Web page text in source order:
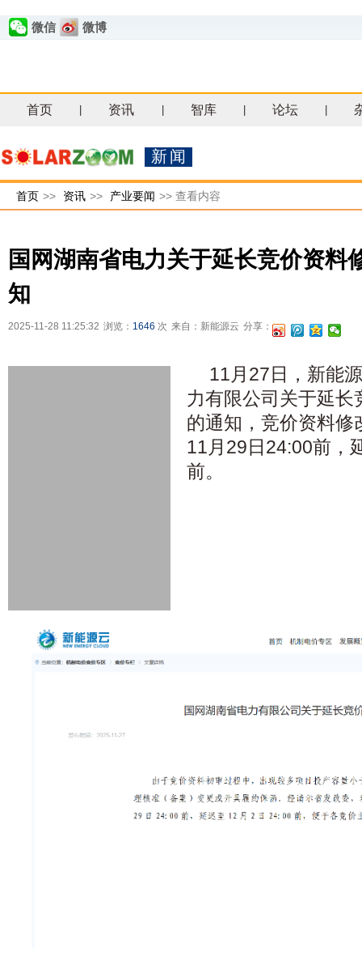
微信 微博
首页 资讯 智库 论坛
新闻
首页 >> 资讯 >> 产业要闻 >> 查看内容
国网湖南省电力关于延长竞价资料
知
2025-11-28 11:25:32 浏览： 1646 次 来自：新能源云 分享：
11月27日，新能
力有限公司关于延
的通知，竞价资料修
11月29日24:00前，
前。